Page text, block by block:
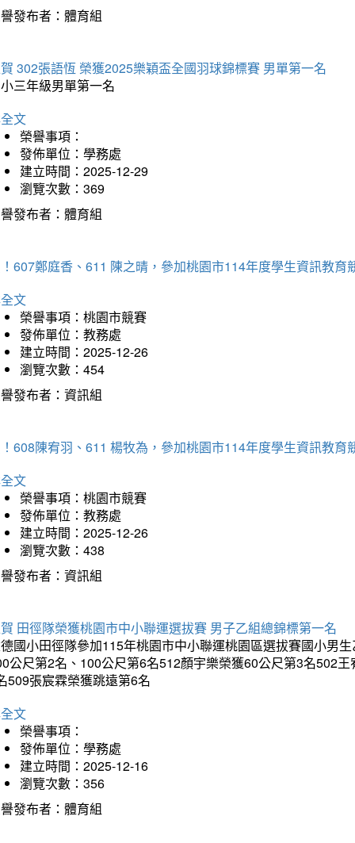
發布者：體育組
302張語恆 榮獲2025樂穎盃全國羽球錦標賽 男單第一名
三年級男單第一名
文
榮譽事項：
發佈單位：學務處
建立時間：2025-12-29
瀏覽次數：369
發布者：體育組
607鄭庭香、611 陳之晴，參加桃園市114年度學生資訊教育
文
榮譽事項：桃園市競賽
發佈單位：教務處
建立時間：2025-12-26
瀏覽次數：454
發布者：資訊組
608陳宥羽、611 楊牧為，參加桃園市114年度學生資訊教育
文
榮譽事項：桃園市競賽
發佈單位：教務處
建立時間：2025-12-26
瀏覽次數：438
發布者：資訊組
田徑隊榮獲桃園市中小聯運選拔賽 男子乙組總錦標第一名
國小田徑隊參加115年桃園市中小聯運桃園區選拔賽國小男
公尺第2名、100公尺第6名512顏宇樂榮獲60公尺第3名502
509張宸霖榮獲跳遠第6名
文
榮譽事項：
發佈單位：學務處
建立時間：2025-12-16
瀏覽次數：356
發布者：體育組